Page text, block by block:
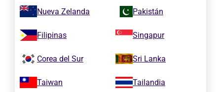
Nueva Zelanda Pakistán
Filipinas Singapur
Corea del Sur Sri Lanka
Taiwan Tailandia